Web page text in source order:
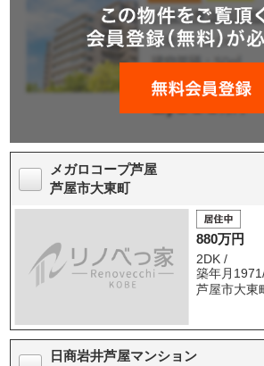
メガロコープ芦屋
芦屋市大東町
880万円
2DK /
築年月
芦屋市大東
日商岩井芦屋マンション